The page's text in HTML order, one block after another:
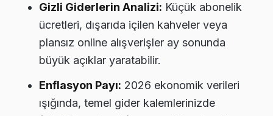
Gizli Giderlerin Analizi: Küçük abonelik
ücretleri, dışarıda içilen kahveler veya
plansız online alışverişler ay sonunda
büyük açıklar yaratabilir.
Enflasyon Payı: 2026 ekonomik verileri
ışığında, temel gider kalemlerinizde